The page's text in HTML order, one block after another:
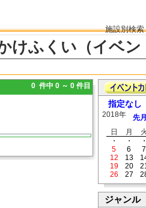
施設別検索
けふくい（イベン
0 件中 0 ～ 0 件目
指定なし
2018年 先月
日
月 火
・
・ ・
5
6 7
12
13
19
20
26
27
ジャンル